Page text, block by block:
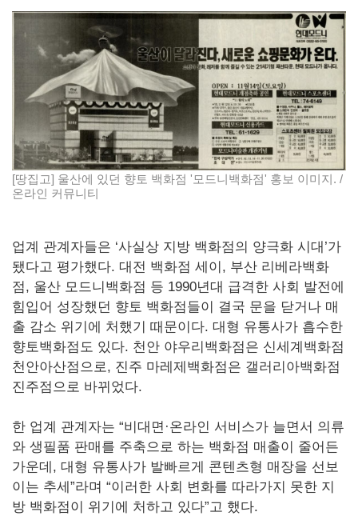
[땅집고] 울산에 있던 향토 백화점 '모드니백화점' 홍보 이미지. /
온라인 커뮤니티
업계 관계자들은 ‘사실상 지방 백화점의 양극화 시대’가
됐다고 평가했다. 대전 백화점 세이, 부산 리베라백화
점, 울산 모드니백화점 등 1990년대 급격한 사회 발전에
힘입어 성장했던 향토 백화점들이 결국 문을 닫거나 매
출 감소 위기에 처했기 때문이다. 대형 유통사가 흡수한
향토백화점도 있다. 천안 야우리백화점은 신세계백화점
천안아산점으로, 진주 마레제백화점은 갤러리아백화점
진주점으로 바뀌었다.
한 업계 관계자는 “비대면·온라인 서비스가 늘면서 의류
와 생필품 판매를 주축으로 하는 백화점 매출이 줄어든
가운데, 대형 유통사가 발빠르게 콘텐츠형 매장을 선보
이는 추세”라며 “이러한 사회 변화를 따라가지 못한 지
방 백화점이 위기에 처하고 있다”고 했다.